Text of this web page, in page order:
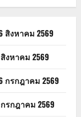
สิงหาคม 2569
งหาคม 2569
กรกฎาคม 2569
รกฎาคม 2569